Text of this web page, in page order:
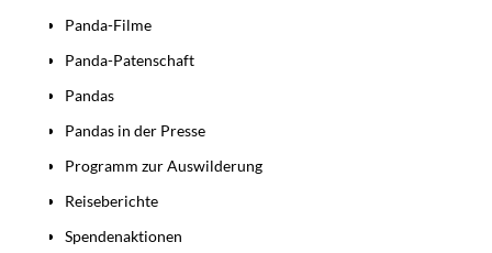
Panda-Filme
Panda-Patenschaft
Pandas
Pandas in der Presse
Programm zur Auswilderung
Reiseberichte
Spendenaktionen